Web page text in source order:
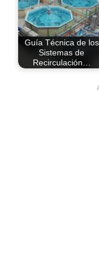
Guía Técnica de los
Sistemas de
Recirculación…